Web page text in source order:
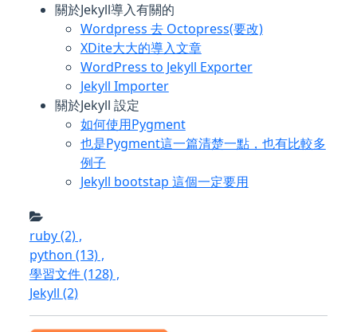
關於Jekyll導入有關的
Wordpress 去 Octopress(要改)
XDite大大的導入文章
WordPress to Jekyll Exporter
Jekyll Importer
關於Jekyll 設定
如何使用Pygment
也是Pygment這一篇清楚一點，也有比較多
例子
Jekyll bootstap 這個一定要用
ruby(2),
python (13),
學習文件(128),
Jekyll (2)